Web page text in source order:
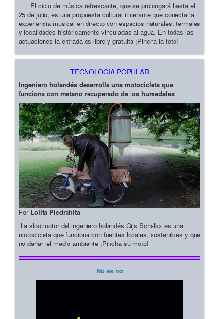
El ciclo de música refrescante, que se prolongará hasta el
25 de julio, es una propuesta cultural itinerante que conecta la
experiencia musical en directo con espacios naturales, termales
y localidades históricamente vinculadas al agua. En todas las
actuaciones la entrada es libre y gratuita ¡Pincha la foto!
TECNOLOGIA POPULAR
Ingeniero holandés desarrolla una motocicleta que
funciona con metano recuperado de los humedales
Por Lolita Piedrahita
La slootmotor del ingeniero holandés Gijs Schalkx es una
motocicleta que funciona con fuentes locales, sostenibles y que
no dañan el medio ambiente ¡Pincha su moto!
No es no